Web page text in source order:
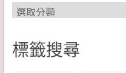
分
類
標籤搜尋